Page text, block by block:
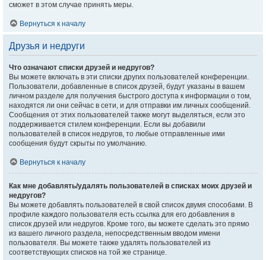
сможет в этом случае принять меры.
Вернуться к началу
Друзья и недруги
Что означают списки друзей и недругов?
Вы можете включать в эти списки других пользователей конференции.
Пользователи, добавленные в список друзей, будут указаны в вашем
личном разделе для получения быстрого доступа к информации о том,
находятся ли они сейчас в сети, и для отправки им личных сообщений.
Сообщения от этих пользователей также могут выделяться, если это
поддерживается стилем конференции. Если вы добавили
пользователей в список недругов, то любые отправленные ими
сообщения будут скрыты по умолчанию.
Вернуться к началу
Как мне добавлять/удалять пользователей в списках моих друзей и
недругов?
Вы можете добавлять пользователей в свой список двумя способами. В
профиле каждого пользователя есть ссылка для его добавления в
список друзей или недругов. Кроме того, вы можете сделать это прямо
из вашего личного раздела, непосредственным вводом имени
пользователя. Вы можете также удалять пользователей из
соответствующих списков на той же странице.